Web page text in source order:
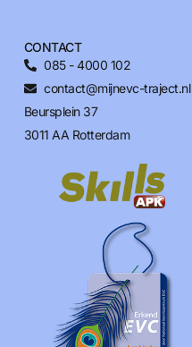
CONTACT
085 - 4000 102
contact@mijnevc-traject.nl
Beursplein 37
3011 AA Rotterdam